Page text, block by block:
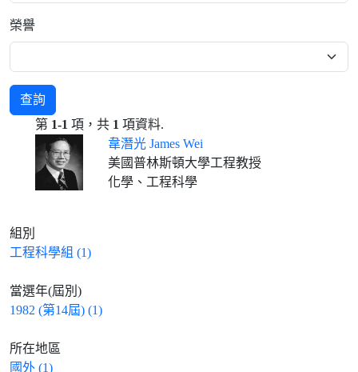
榮譽
查詢
第 1-1 項，共 1 項資料.
韋潛光 James Wei
美國普林斯頓大學工程教授
化學、工程科學
組別
工程科學組 (1)
當選年(屆別)
1982 (第14屆) (1)
所在地區
國外 (1)